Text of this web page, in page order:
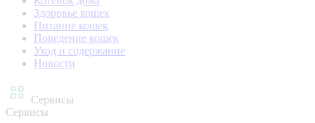
Здоровье кошек
Питание кошек
Поведение кошек
Уход и содержание
Новости
Сервисы
Сервисы